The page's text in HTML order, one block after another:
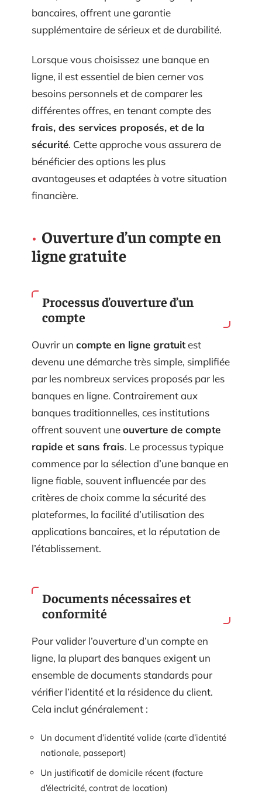
bancaires, offrent une garantie
supplémentaire de sérieux et de durabilité.
Lorsque vous choisissez une banque en
ligne, il est essentiel de bien cerner vos
besoins personnels et de comparer les
différentes offres, en tenant compte des
frais, des services proposés, et de la
sécurité. Cette approche vous assurera de
bénéficier des options les plus
avantageuses et adaptées à votre situation
financière.
Ouverture d’un compte en
ligne gratuite
Processus d’ouverture d’un
compte
Ouvrir un compte en ligne gratuitest
devenu une démarche très simple, simplifiée
par les nombreux services proposés par les
banques en ligne. Contrairement aux
banques traditionnelles, ces institutions
offrent souvent uneouverture de compte
rapide et sans frais. Le processus typique
commence par la sélection d’une banque en
ligne fiable, souvent influencée par des
critères de choix comme la sécurité des
plateformes, la facilité d’utilisation des
applications bancaires, et la réputation de
l’établissement.
Documents nécessaires et
conformité
Pour valider l’ouverture d’un compte en
ligne, la plupart des banques exigent un
ensemble de documents standards pour
vérifier l’identité et la résidence du client.
Cela inclut généralement :
Un document d’identité valide (carte d’identité
nationale, passeport)
Un justificatif de domicile récent (facture
d’électricité, contrat de location)